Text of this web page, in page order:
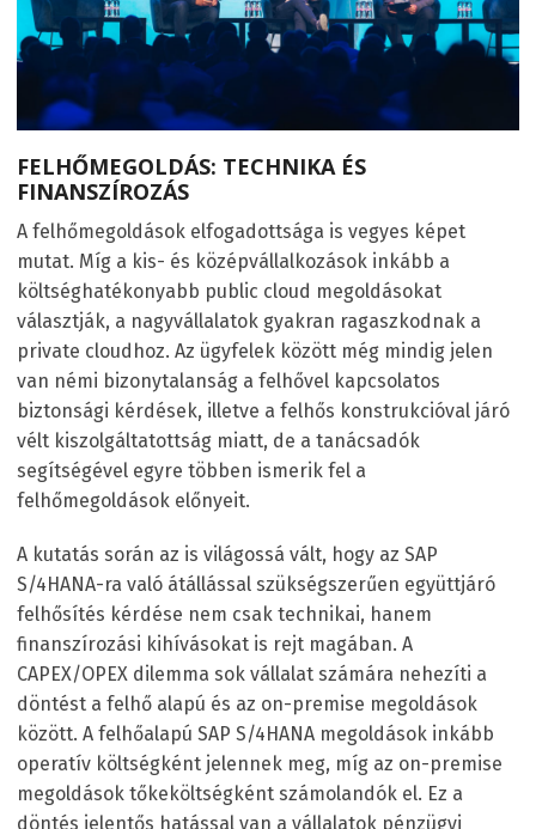
FELHŐMEGOLDÁS: TECHNIKA ÉS
FINANSZÍROZÁS
A felhőmegoldások elfogadottsága is vegyes képet
mutat. Míg a kis- és középvállalkozások inkább a
költséghatékonyabb public cloud megoldásokat
választják, a nagyvállalatok gyakran ragaszkodnak a
private cloudhoz. Az ügyfelek között még mindig jelen
van némi bizonytalanság a felhővel kapcsolatos
biztonsági kérdések, illetve a felhős konstrukcióval járó
vélt kiszolgáltatottság miatt, de a tanácsadók
segítségével egyre többen ismerik fel a
felhőmegoldások előnyeit.
A kutatás során az is világossá vált, hogy az SAP
S/4HANA-ra való átállással szükségszerűen együttjáró
felhősítés kérdése nem csak technikai, hanem
finanszírozási kihívásokat is rejt magában. A
CAPEX/OPEX dilemma sok vállalat számára nehezíti a
döntést a felhő alapú és az on-premise megoldások
között. A felhőalapú SAP S/4HANA megoldások inkább
operatív költségként jelennek meg, míg az on-premise
megoldások tőkeköltségként számolandók el. Ez a
döntés jelentős hatással van a vállalatok pénzügyi